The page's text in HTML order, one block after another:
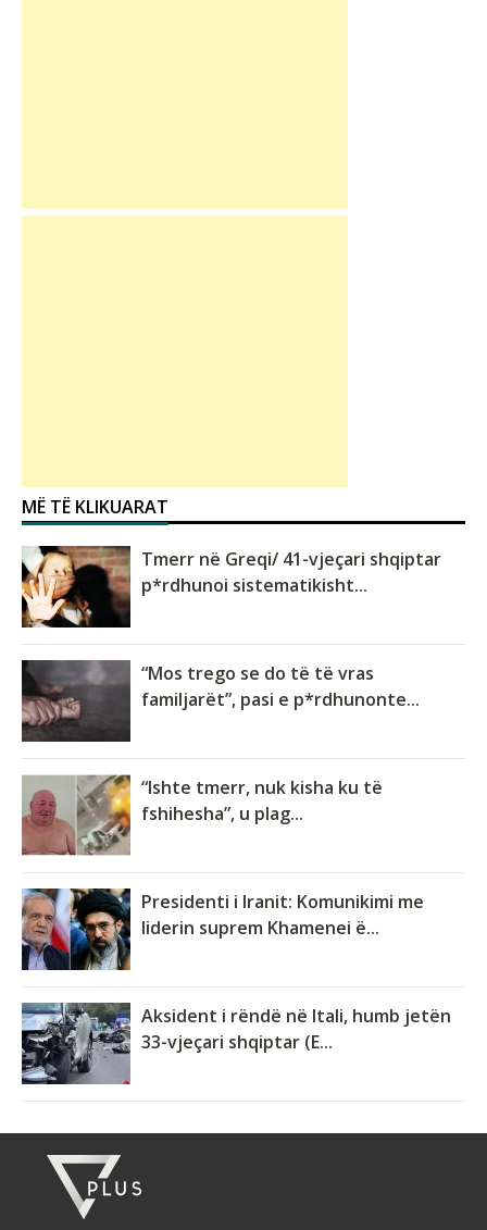
MË TË KLIKUARAT
Tmerr në Greqi/ 41-vjeçari shqiptar
p*rdhunoi sistematikisht...
“Mos trego se do të të vras
familjarët”, pasi e p*rdhunonte...
“Ishte tmerr, nuk kisha ku të
fshihesha”, u plag...
Presidenti i Iranit: Komunikimi me
liderin suprem Khamenei ë...
Aksident i rëndë në Itali, humb jetën
33-vjeçari shqiptar (E...